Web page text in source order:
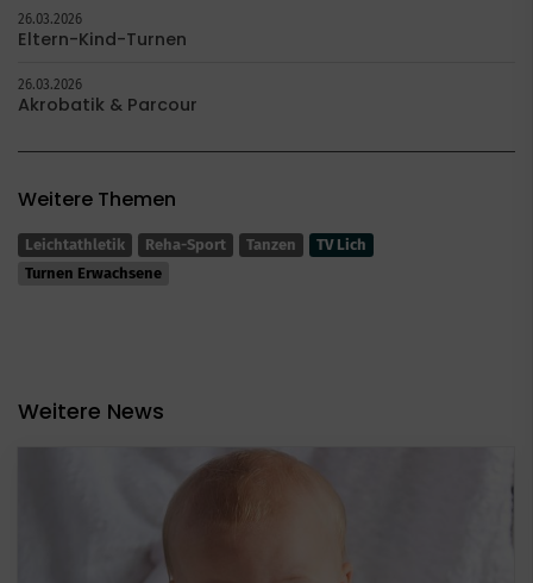
26.03.2026
Eltern-Kind-Turnen
26.03.2026
Akrobatik & Parcour
Weitere Themen
Leichtathletik Reha-Sport Tanzen
TV Lich
Turnen Erwachsene
Weitere News